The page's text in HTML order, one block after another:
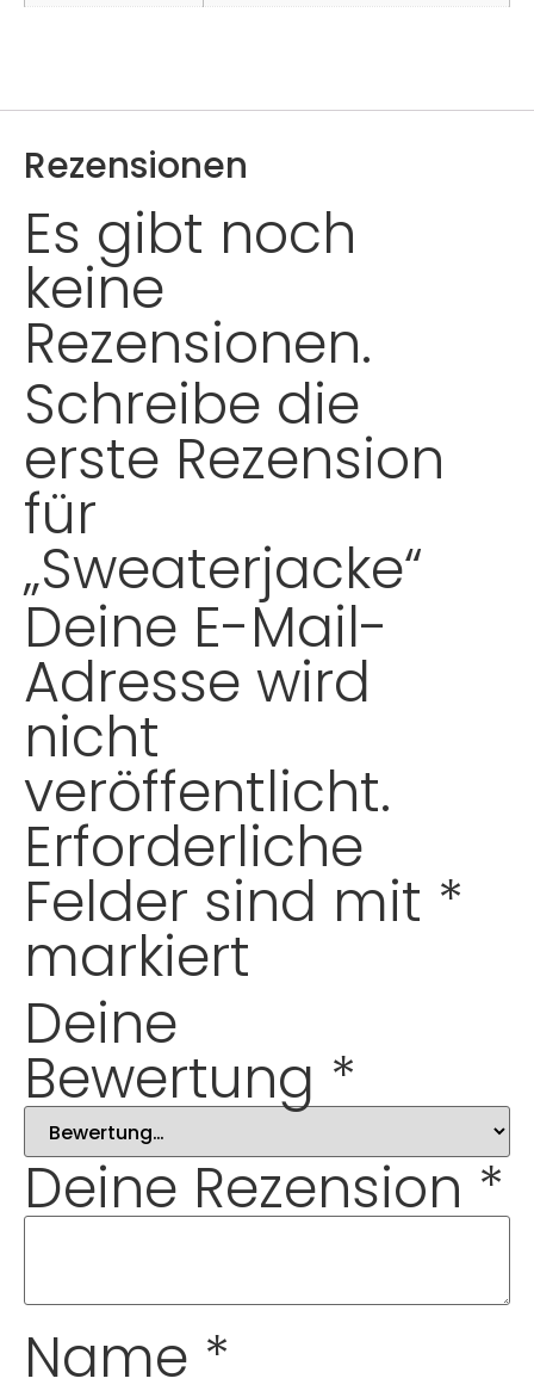
Rezensionen
Es gibt noch
keine
Rezensionen.
Schreibe die
erste Rezension
für
„Sweaterjacke“
Deine E-Mail-
Adresse wird
nicht
veröffentlicht.
Erforderliche
Felder sind mit *
markiert
Deine
Bewertung *
Deine Rezension *
Name *